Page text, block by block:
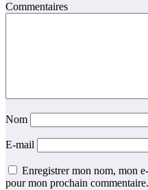
Commentaires
Nom
E-mail
Enregistrer mon nom, mon
pour mon prochain commentaire.